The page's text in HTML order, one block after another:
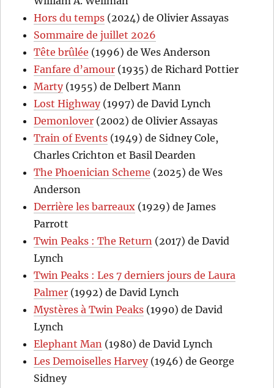
Hors du temps (2024) de Olivier Assayas
Sommaire de juillet 2026
Tête brûlée (1996) de Wes Anderson
Fanfare d’amour (1935) de Richard Pottier
Marty(1955) de Delbert Mann
Lost Highway(1997) de David Lynch
Demonlover (2002) de Olivier Assayas
Train of Events (1949) de Sidney Cole,
Charles Crichton et Basil Dearden
The Phoenician Scheme (2025) de Wes
Anderson
Derrière les barreaux (1929) de James
Parrott
Twin Peaks : The Return (2017) de David
Lynch
Twin Peaks : Les 7 derniers jours de Laura
Palmer (1992) de David Lynch
Mystères à Twin Peaks (1990) de David
Lynch
Elephant Man (1980) de David Lynch
Les Demoiselles Harvey(1946) de George
Sidney